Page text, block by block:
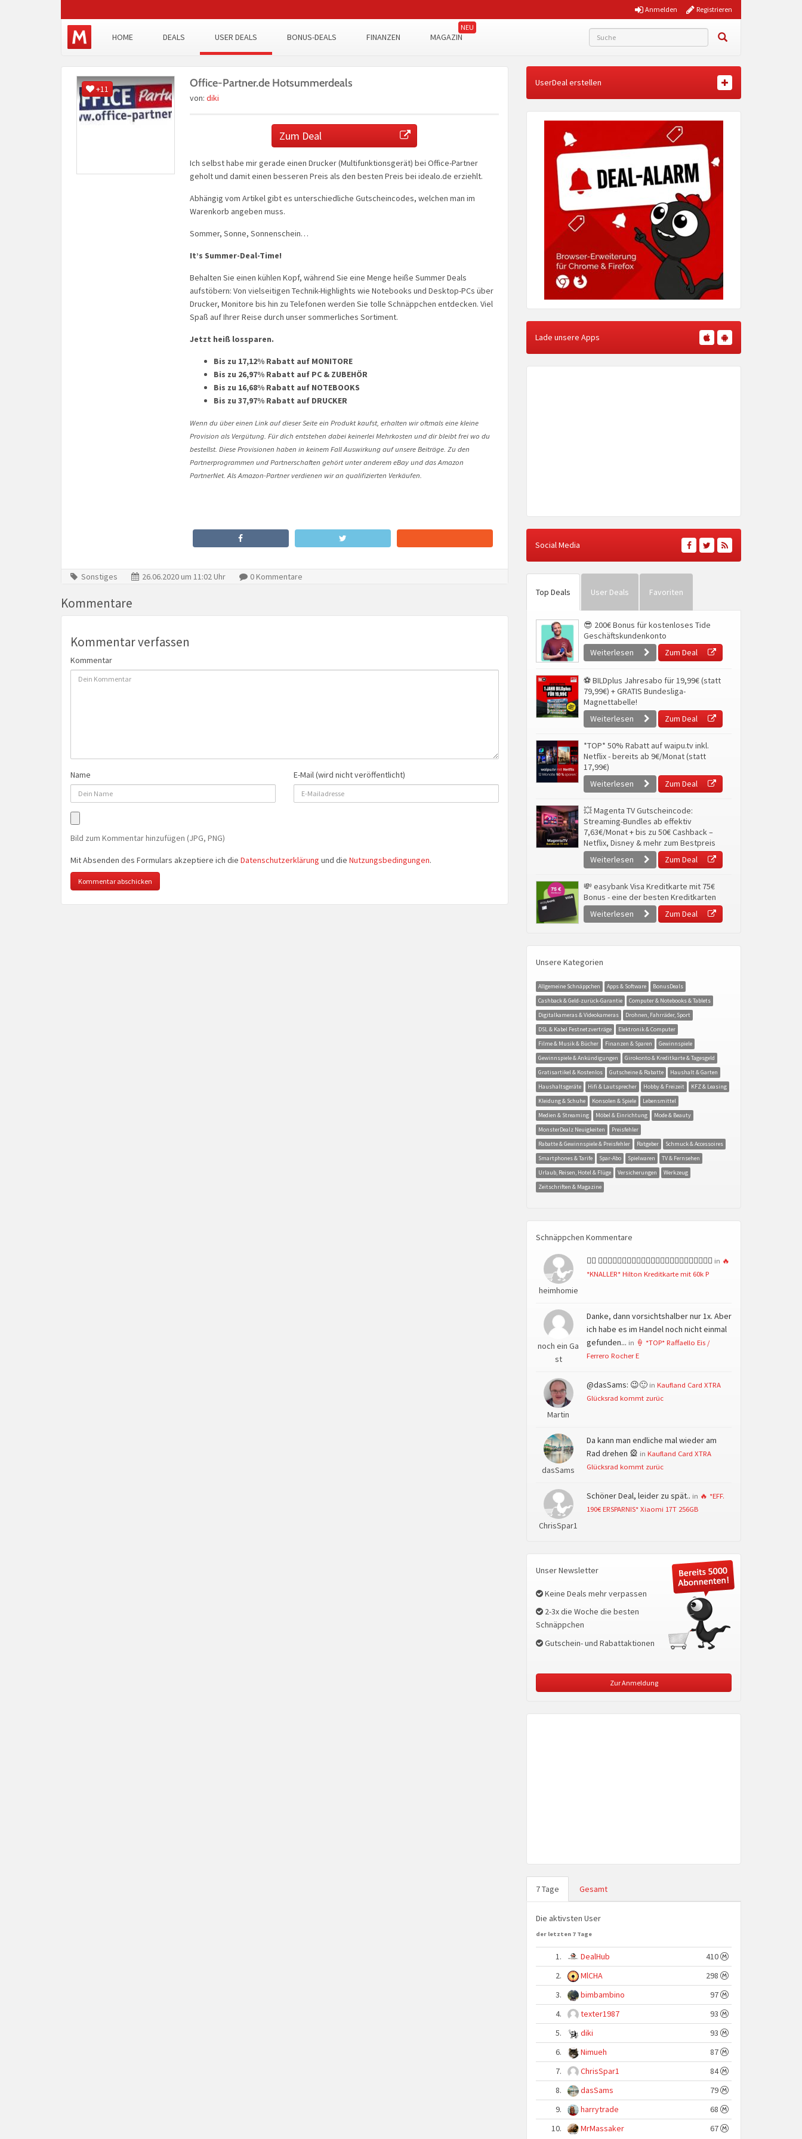
Registrieren
Anmelden
HOME DEALS USER DEALS BONUS-DEALS FINANZEN MAGAZIN
+11 Office-Partner.de Hotsummerdeals
von: diki
Zum Deal
Ich selbst habe mir gerade einen Drucker (Multifunktionsgerät) bei Office-Partner
geholt und damit einen besseren Preis als den besten Preis bei idealo.de erziehlt.
Abhängig vom Artikel gibt es unterschiedliche Gutscheincodes, welchen man im
Warenkorb angeben muss.
Sommer, Sonne, Sonnenschein…
It’s Summer-Deal-Time!
Behalten Sie einen kühlen Kopf, während Sie eine Menge heiße Summer Deals
aufstöbern: Von vielseitigen Technik-Highlights wie Notebooks und Desktop-PCs über
Drucker, Monitore bis hin zu Telefonen werden Sie tolle Schnäppchen entdecken. Viel
Spaß auf Ihrer Reise durch unser sommerliches Sortiment.
Jetzt heiß lossparen.
Bis zu 17,12% Rabatt auf MONITORE
Bis zu 26,97% Rabatt auf PC & ZUBEHÖR
Bis zu 16,68% Rabatt auf NOTEBOOKS
Bis zu 37,97% Rabatt auf DRUCKER
Wenn du über einen Link auf dieser Seite ein Produkt kaufst, erhalten wir oftmals eine kleine
Provision als Vergütung. Für dich entstehen dabei keinerlei Mehrkosten und dir bleibt frei wo du
bestellst. Diese Provisionen haben in keinem Fall Auswirkung auf unsere Beiträge. Zu den
Partnerprogrammen und Partnerschaften gehört unter anderem eBay und das Amazon
PartnerNet. Als Amazon-Partner verdienen wir an qualifizierten Verkäufen.
Sonstiges 26.06.2020 um 11:02 Uhr 0 Kommentare
Kommentare
Kommentar verfassen
Kommentar
Name E-Mail (wird nicht veröffentlicht)
Bild zum Kommentar hinzufügen (JPG, PNG)
Mit Absenden des Formulars akzeptiere ich die Datenschutzerklärung und die Nutzungsbedingungen.
UserDeal erstellen
Lade unsere Apps
Social Media
Top Deals User Deals Favoriten
😎 200€ Bonus für kostenloses Tide
Geschäftskundenkonto
Weiterlesen
Zum Deal
⚽ BILDplus Jahresabo für 19,99€ (statt
79,99€) + GRATIS Bundesliga-
Magnettabelle!
Weiterlesen
Zum Deal
*TOP* 50% Rabatt auf waipu.tv inkl.
Netflix - bereits ab 9€/Monat (statt
17,99€)
Weiterlesen
Zum Deal
💥 Magenta TV Gutscheincode:
Streaming-Bundles ab effektiv
7,63€/Monat + bis zu 50€ Cashback –
Netflix, Disney & mehr zum Bestpreis
Weiterlesen
Zum Deal
💸 easybank Visa Kreditkarte mit 75€
Bonus - eine der besten Kreditkarten
Weiterlesen
Zum Deal
Unsere Kategorien
Allgemeine Schnäppchen Apps & Software
BonusDeals
Cashback & Geld-zurück-Garantie
Computer & Notebooks & Tablets
Digitalkameras & Videokameras
Drohnen, Fahrräder, Sport
DSL & Kabel Festnetzverträge
Elektronik & Computer
Filme & Musik & Bücher
Finanzen & Sparen
Gewinnspiele
Gewinnspiele & Ankündigungen
Girokonto & Kreditkarte & Tagesgeld
Gratisartikel & Kostenlos
Gutscheine & Rabatte
Haushalt & Garten
Haushaltsgeräte
Hifi & Lautsprecher Hobby & Freizeit
KFZ & Leasing
Kleidung & Schuhe
Konsolen & Spiele
Lebensmittel
Medien & Streaming
Möbel & Einrichtung
Mode & Beauty
MonsterDealz Neuigkeiten
Preisfehler
Rabatte & Gewinnspiele & Preisfehler
Ratgeber
Schmuck & Accessoires
Smartphones & Tarife
Spar-Abo Spielwaren
TV & Fernsehen
Urlaub, Reisen, Hotel & Flüge
Versicherungen
Werkzeug
Zeitschriften & Magazine
Schnäppchen Kommentare
heimhomie
👍🏻 👍🏻👍🏻👍🏻👍🏻👍🏻👍🏻👍🏻👍🏻👍🏻👍🏻👍🏻👍🏻 in 🔥
*KNALLER* Hilton Kreditkarte mit 60k P
noch ein Ga
st
Danke, dann vorsichtshalber nur 1x. Aber
ich habe es im Handel noch nicht einmal
gefunden... in 🍦 *TOP* Raffaello Eis /
Ferrero Rocher E
Martin
@dasSams: 😉🙂 in Kaufland Card XTRA
Glücksrad kommt zurüc
dasSams
Da kann man endliche mal wieder am
Rad drehen 🎡 in Kaufland Card XTRA
Glücksrad kommt zurüc
ChrisSpar1
Schöner Deal, leider zu spät.. in 🔥 *EFF.
190€ ERSPARNIS* Xiaomi 17T 256GB
Unser Newsletter
Keine Deals mehr verpassen
2-3x die Woche die besten
Schnäppchen
Gutschein- und Rabattaktionen
Zur Anmeldung
7 Tage Gesamt
Die aktivsten User
der letzten 7 Tage
1. DealHub
410
2.
MlCHA
298
3.
bimbambino
97
4.
texter1987
93
5.
diki
93
6.
Nimueh
87
7.
ChrisSpar1
84
8.
dasSams
79
9.
harrytrade
68
10.
MrMassaker 67